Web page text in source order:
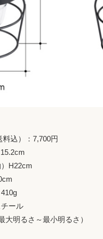
込）：7,700円
H22cm
ール
大明るさ～最小明るさ）